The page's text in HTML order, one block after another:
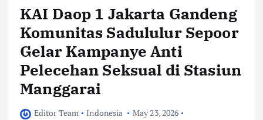
KAI Daop 1 Jakarta Gandeng
Komunitas Sadululur Sepoor
Gelar Kampanye Anti
Pelecehan Seksual di Stasiun
Manggarai
Editor Team Indonesia
May 23, 2026